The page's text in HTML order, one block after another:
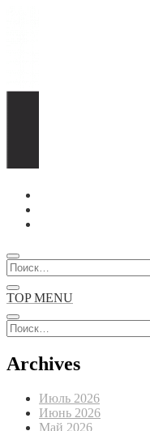
Перейти
содержимому
Найти:
TOP MENU
Найти:
Archives
Июль 2026
Июнь 2026
Май 2026